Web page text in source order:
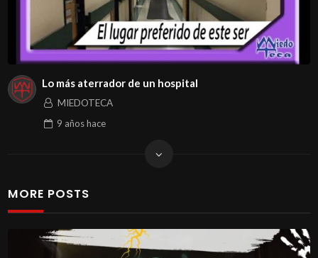
Lo más aterrador de un hospital
MIEDOTECA
9 añoshace
MORE POSTS